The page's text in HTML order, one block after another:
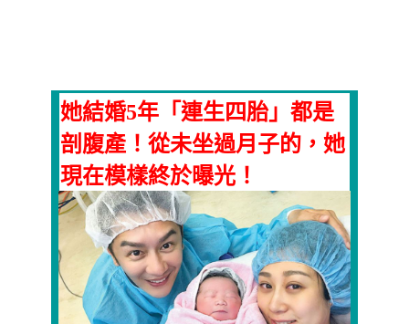
她結婚5年「連生四胎」都是
剖腹產！從未坐過月子的，她
現在模樣終於曝光！